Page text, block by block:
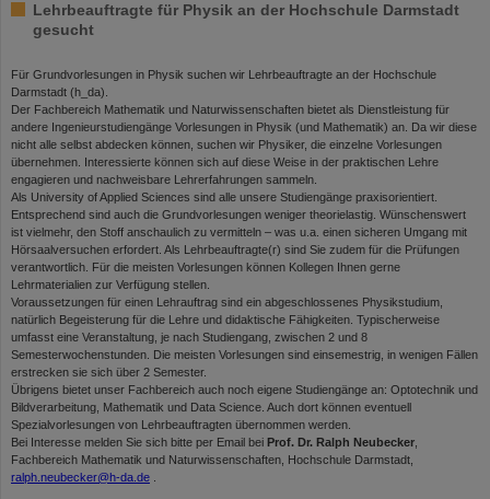
Lehrbeauftragte für Physik an der Hochschule Darmstadt
gesucht
Für Grundvorlesungen in Physik suchen wir Lehrbeauftragte an der Hochschule
Darmstadt (h_da).
Der Fachbereich Mathematik und Naturwissenschaften bietet als Dienstleistung für
andere Ingenieurstudiengänge Vorlesungen in Physik (und Mathematik) an. Da wir diese
nicht alle selbst abdecken können, suchen wir Physiker, die einzelne Vorlesungen
übernehmen. Interessierte können sich auf diese Weise in der praktischen Lehre
engagieren und nachweisbare Lehrerfahrungen sammeln.
Als University of Applied Sciences sind alle unsere Studiengänge praxisorientiert.
Entsprechend sind auch die Grundvorlesungen weniger theorielastig. Wünschenswert
ist vielmehr, den Stoff anschaulich zu vermitteln – was u.a. einen sicheren Umgang mit
Hörsaalversuchen erfordert. Als Lehrbeauftragte(r) sind Sie zudem für die Prüfungen
verantwortlich. Für die meisten Vorlesungen können Kollegen Ihnen gerne
Lehrmaterialien zur Verfügung stellen.
Voraussetzungen für einen Lehrauftrag sind ein abgeschlossenes Physikstudium,
natürlich Begeisterung für die Lehre und didaktische Fähigkeiten. Typischerweise
umfasst eine Veranstaltung, je nach Studiengang, zwischen 2 und 8
Semesterwochenstunden. Die meisten Vorlesungen sind einsemestrig, in wenigen Fällen
erstrecken sie sich über 2 Semester.
Übrigens bietet unser Fachbereich auch noch eigene Studiengänge an: Optotechnik und
Bildverarbeitung, Mathematik und Data Science. Auch dort können eventuell
Spezialvorlesungen von Lehrbeauftragten übernommen werden.
Bei Interesse melden Sie sich bitte per Email bei Prof. Dr. Ralph Neubecker
Fachbereich Mathematik und Naturwissenschaften, Hochschule Darmstadt,
ralph.neubecker@h-da.de